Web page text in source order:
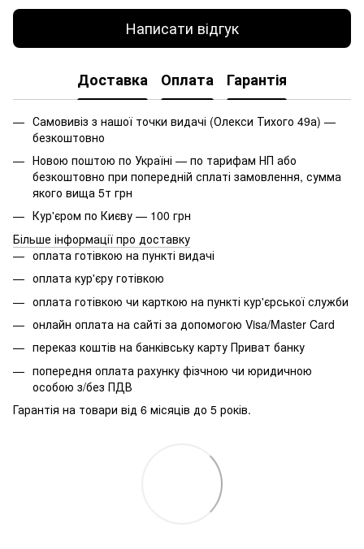
Написати відгук
Доставка Оплата Гарантія
Самовивіз з нашої точки видачі (Олекси Тихого 49а) —
безкоштовно
Новою поштою по Україні — по тарифам НП або
безкоштовно при попередній сплаті замовлення, сумма
якого вища 5т грн
Кур'єром по Києву — 100 грн
Більше інформації про доставку
оплата готівкою на пункті видачі
оплата кур'єру готівкою
оплата готівкою чи карткою на пункті кур'єрської служби
онлайн оплата на сайті за допомогою Visa/Master Card
переказ коштів на банківську карту Приват банку
попередня оплата рахунку фізчною чи юридичною
особою з/без ПДВ
Гарантія на товари від 6 місяців до 5 років.